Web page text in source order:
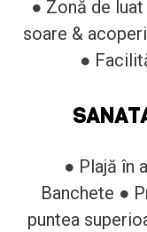
● Zonă de
soare &
●
● Plajă în
Banchete ●
puntea